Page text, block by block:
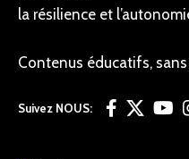
la résilience et
Contenus éducatifs,
Suivez NOUS: